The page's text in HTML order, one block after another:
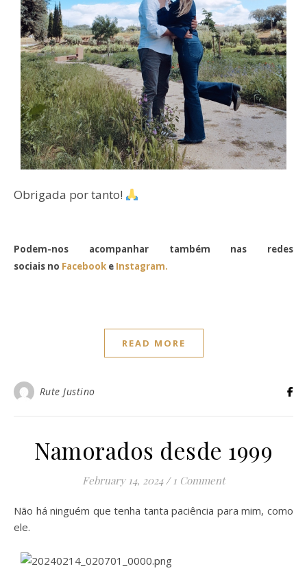
Obrigada por tanto!
Podem-nos acompanhar também nas redes
sociais no Facebook e Instagram.
READ MORE
Rute Justino
Namorados desde 1999
February 14, 2024 / 1 Comment
Não há ninguém que tenha tanta paciência para mim, como
ele.